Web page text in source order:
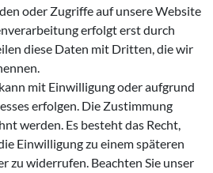
oder Zugriffe auf unsere Website
erfolgt erst durch
diese Daten mit Dritten, die wir
mit Einwilligung oder aufgrund
erfolgen. Die Zustimmung
werden. Es besteht das Recht,
Einwilligung zu einem späteren
zu widerrufen. Beachten Sie unser